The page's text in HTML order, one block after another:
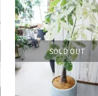
SOLD OUT